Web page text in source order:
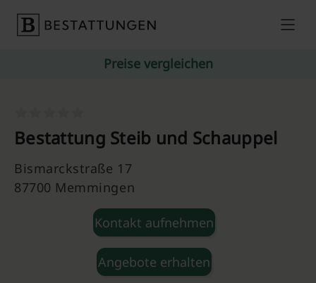
Preise vergleichen
Bestattung Steib und Schauppel
Bismarckstraße 17
87700 Memmingen
Kontakt aufnehmen
Angebote erhalten